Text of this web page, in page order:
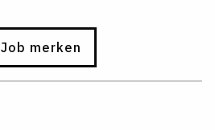
Job merken